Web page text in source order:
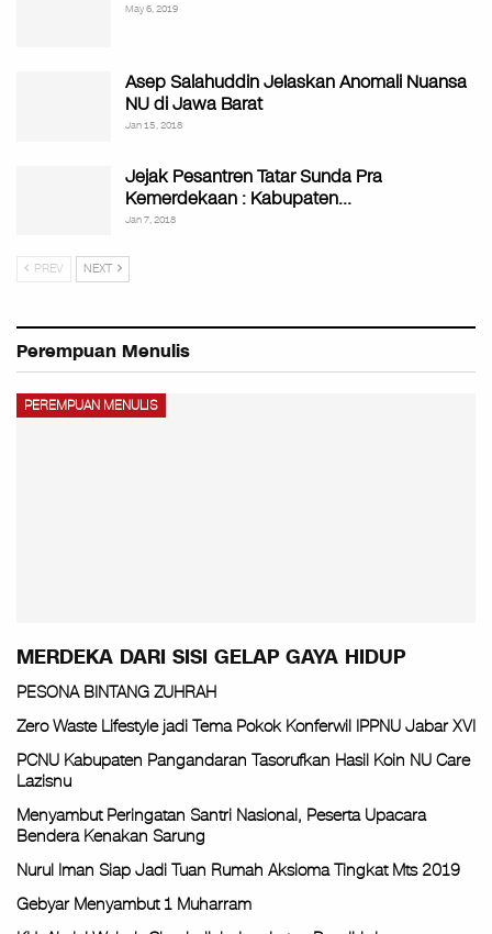
May 6, 2019
Asep Salahuddin Jelaskan Anomali Nuansa
NU di Jawa Barat
Jan 15, 2018
Jejak Pesantren Tatar Sunda Pra
Kemerdekaan : Kabupaten…
Jan 7, 2018
PREV NEXT
Perempuan Menulis
PEREMPUAN MENULIS
MERDEKA DARI SISI GELAP GAYA HIDUP
PESONA BINTANG ZUHRAH
Zero Waste Lifestyle jadi Tema Pokok Konferwil IPPNU Jabar XVI
PCNU Kabupaten Pangandaran Tasorufkan Hasil Koin NU Care
Lazisnu
Menyambut Peringatan Santri Nasional, Peserta Upacara
Bendera Kenakan Sarung
Nurul Iman Siap Jadi Tuan Rumah Aksioma Tingkat Mts 2019
Gebyar Menyambut 1 Muharram